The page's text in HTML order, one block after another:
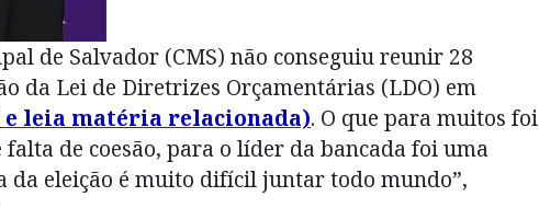
de Salvador (CMS) não conseguiu reunir 28
da Lei de Diretrizes Orçamentárias (LDO) em
leia matéria relacionada). O que para muitos foi
de coesão, para o líder da bancada foi uma
da eleição é muito difícil juntar todo mundo”,